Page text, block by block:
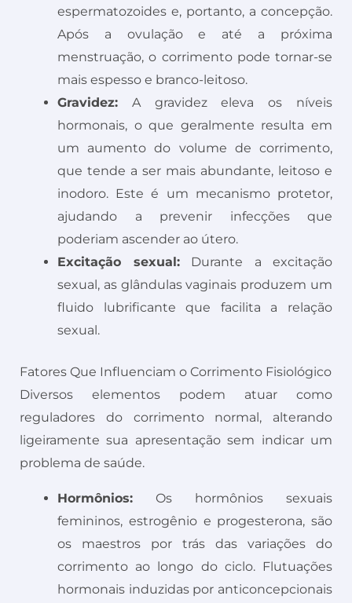
espermatozoides e, portanto, a concepção.
Após a ovulação e até a próxima
menstruação, o corrimento pode tornar-se
mais espesso e branco-leitoso.
Gravidez: A gravidez eleva os níveis
hormonais, o que geralmente resulta em
um aumento do volume de corrimento,
que tende a ser mais abundante, leitoso e
inodoro. Este é um mecanismo protetor,
ajudando a prevenir infecções que
poderiam ascender ao útero.
Excitação sexual:Durante a excitação
sexual, as glândulas vaginais produzem um
fluido lubrificante que facilita a relação
sexual.
Fatores Que Influenciam o Corrimento Fisiológico
Diversos elementos podem atuar como
reguladores do corrimento normal, alterando
ligeiramente sua apresentação sem indicar um
problema de saúde.
Hormônios: Os hormônios sexuais
femininos, estrogênio e progesterona, são
os maestros por trás das variações do
corrimento ao longo do ciclo. Flutuações
hormonais induzidas por anticoncepcionais